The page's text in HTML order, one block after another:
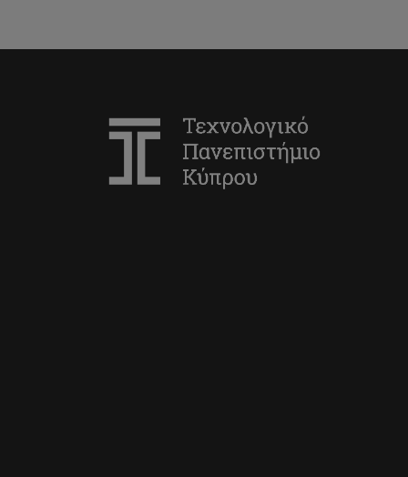
Network Systems and Science
Intelligent Information Systems
Research Lab
Statistical Machine Learning Lab